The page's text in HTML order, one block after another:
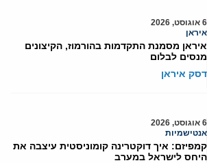
6 אוגוסט, 2026
איראן
איראן מסמנת התקדמות בהורמוז, הקיצונים
מנסים לבלום
דסק איראן
6 אוגוסט, 2026
אנטישמיות
קמפיזם: איך דוקטרינה קומוניסטית עיצבה את
היחס לישראל במערב